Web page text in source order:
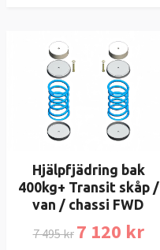
Hjälpfjädring bak
400kg+ Transit skåp /
van / chassi FWD
7 495 kr 7 120 kr